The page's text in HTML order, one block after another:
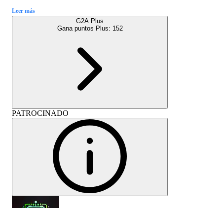
Leer más
G2A Plus
Gana puntos Plus: 152
PATROCINADO